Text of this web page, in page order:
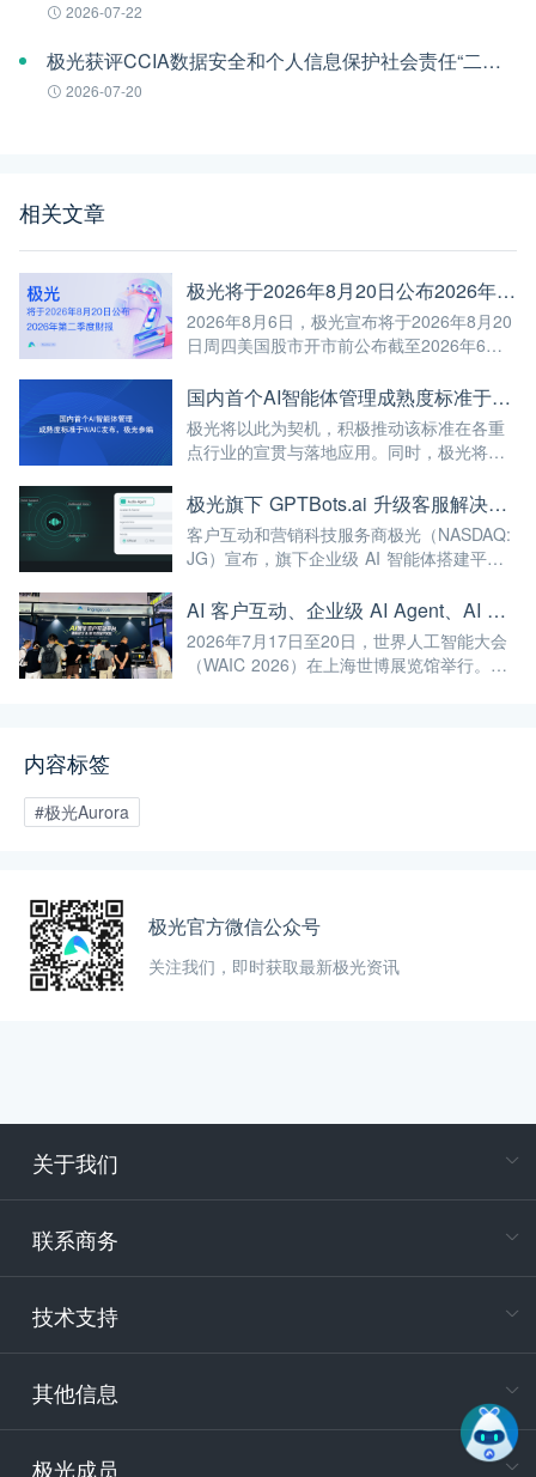
2026-07-22
极光获评CCIA数据安全和个人信息保护社会责任“二星级”单位
2026-07-20
相关文章
极光将于2026年8月20日公布2026年第二季度财报
2026年8月6日，极光宣布将于2026年8月20
日周四美国股市开市前公布截至2026年6月
国内首个AI智能体管理成熟度标准于WAIC发布，极光参编
极光将以此为契机，积极推动该标准在各重
点行业的宣贯与落地应用。同时，极光将继
融入自身的产品与服务中，赋能更多企业实
现智能化转型，为我国人工智能产业规模
化、高端化发展注入强劲动能！
极光旗下 GPTBots.ai 升级客服解决方案：Audio Agent 打通企业通信线路，LINE 客服插件 2.0 同步上线
客户互动和营销科技服务商极光（NASDAQ:
JG）宣布，旗下企业级 AI 智能体搭建平台
Agent 正式支持通过 SIP 协议与 Twilio 对接
企业通信系统；LINE 客服插件 2.0 完成界面
重构并新增通知功能。
AI 客户互动、企业级 AI Agent、AI 内容生成集中亮相！极光旗下EngageLab WAIC 2026 现场回顾
2026年7月17日至20日，世界人工智能大会
（WAIC 2026）在上海世博展览馆举行。极
内容标签
#极光Aurora
极光官方微信公众号
关注我们，即时获取最新极光资讯
关于我们
联系商务
技术支持
其他信息
极光成员
电
400-
技